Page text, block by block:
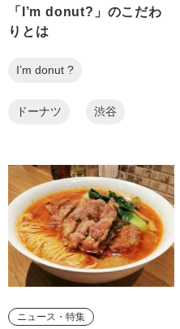
「I’m donut?」のこだわ
りとは
I’m donut ?
ドーナツ 渋谷
ニュース・特集